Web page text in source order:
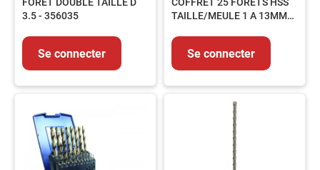
RECHANGE
Lot
de
bord
Flexibles
3.5 - 356035
Se connecter
TAILLE/MEULE 1 A 13MM
Se connecter